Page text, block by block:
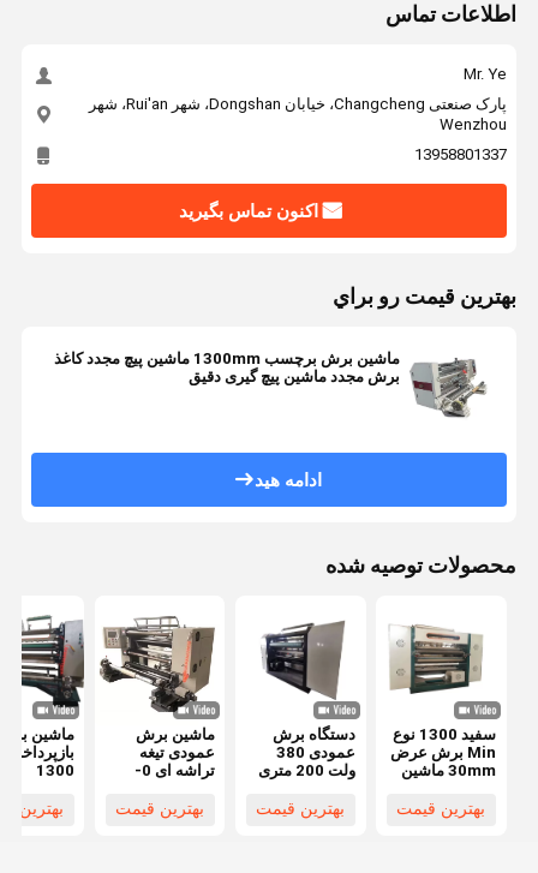
اطلاعات تماس
Mr. Ye
پارک صنعتی Changcheng، خیابان Dongshan، شهر Rui'an، شهر
Wenzhou
13958801337
اکنون تماس بگیرید
بهترين قيمت رو براي
ماشین برش برچسب 1300mm ماشین پیچ مجدد کاغذ
برش مجدد ماشین پیچ گیری دقیق
ادامه هید
محصولات توصیه شده
سفید 1300 نوع
Min برش عرض
30mm ماشین
برای برش دقیق
بالا
بهترین قیمت
دستگاه برش
عمودی 380
ولت 200 متری
برش فیلم
کششی
بهترین قیمت
ماشین برش
عمودی تیغه
تراشه ای 0-
سرعت برش
بهترین قیمت
ماشین
بازپرداخت
1300
بهترین